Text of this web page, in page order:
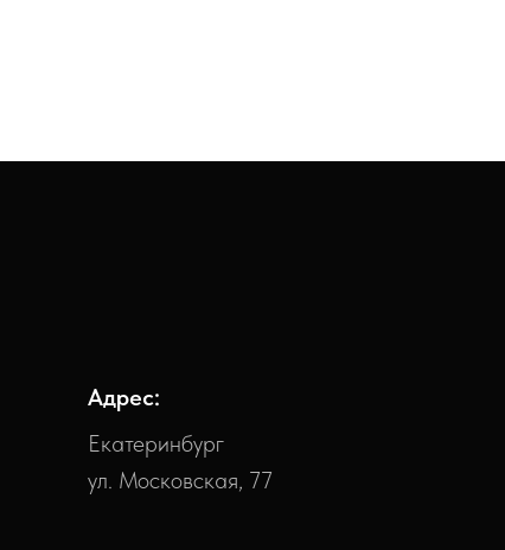
Адрес:
Екатеринбург
ул. Московская, 77